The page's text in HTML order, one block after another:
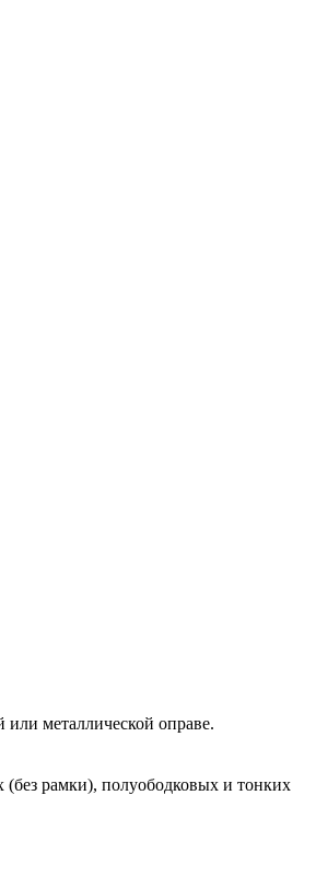
металлической оправе.
(без рамки), полуободковых и тонких